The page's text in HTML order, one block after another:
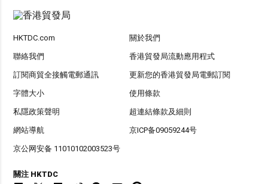
HKTDC.com 關於我們
聯絡我們 香港貿發局流動應用程式
訂閱商貿全接觸電郵通訊 更新您的香港貿發局電郵訂閱
字體大小 使用條款
私隱政策聲明 超連結條款及細則
網站導航 京ICP备09059244号
京公网安备 11010102003523号
關注 HKTDC